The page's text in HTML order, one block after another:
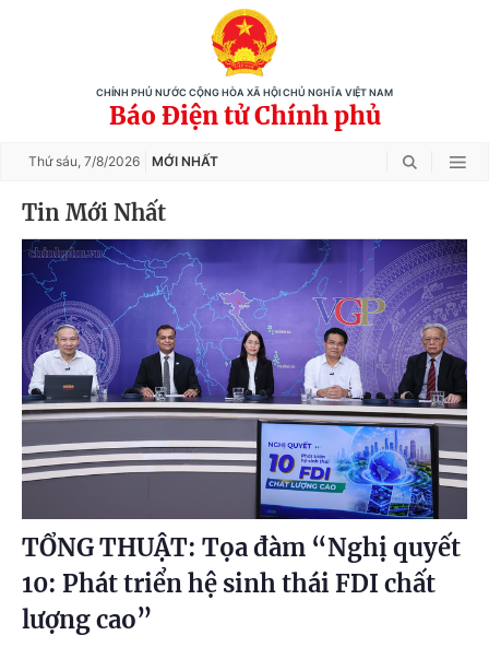
CHÍNH PHỦ NƯỚC CỘNG HÒA XÃ HỘI CHỦ NGHĨA VIỆT NAM
Báo Điện tử Chính phủ
Thứ sáu, 7/8/2026 MỚI NHẤT
Tin Mới Nhất
TỔNG THUẬT: Tọa đàm “Nghị quyết
10: Phát triển hệ sinh thái FDI chất
lượng cao”